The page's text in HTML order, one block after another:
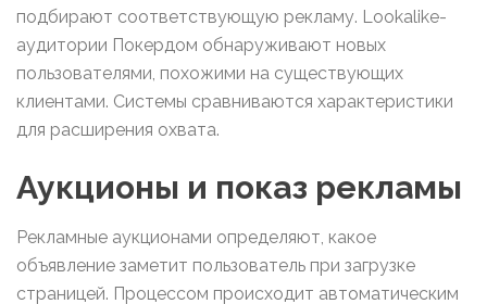
подбирают соответствующую рекламу. Lookalike-
аудитории Покердом обнаруживают новых
пользователями, похожими на существующих
клиентами. Системы сравниваются характеристики
для расширения охвата.
Аукционы и показ рекламы
Рекламные аукционами определяют, какое
объявление заметит пользователь при загрузке
страницей. Процессом происходит автоматическим